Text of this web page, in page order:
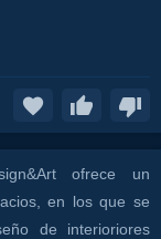
ofrece un
en los que se
de interioriores